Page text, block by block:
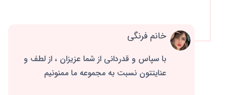
خانم فرنگی
با سپاس و قدردانی از شما عزیزان ، از لطف و
عنایتتون نسبت به مجموعه ما ممنونیم